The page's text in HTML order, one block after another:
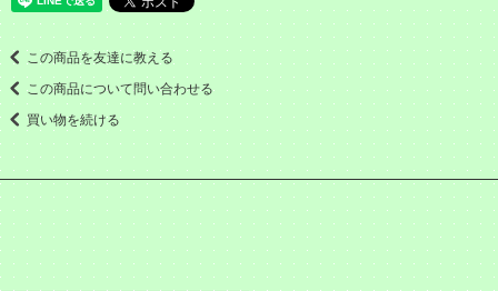
この商品を友達に教える
この商品について問い合わせる
買い物を続ける